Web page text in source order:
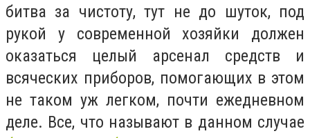
битва за чистоту, тут не до шуток, под
рукой у современной хозяйки должен
оказаться целый арсенал средств и
всяческих приборов, помогающих в этом
не таком уж легком, почти ежедневном
деле. Все, что называют в данном случае